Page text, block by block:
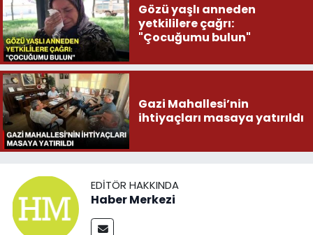
Gözü yaşlı anneden
yetkililere çağrı:
"Çocuğumu bulun"
Gazi Mahallesi’nin
ihtiyaçları masaya yatırıldı
EDITÖR HAKKINDA
Haber Merkezi